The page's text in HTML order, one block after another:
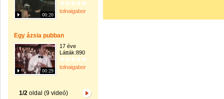
00:20
tolnaigabor
Egy ázsia pubban
00:29
17 éve
Látták:890
tolnaigabor
1/2 oldal (9 videó)